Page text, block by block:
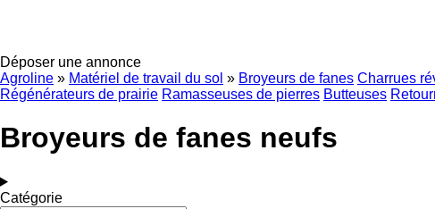
Déposer une annonce
Agroline » Matériel de travail du sol » Broyeurs de fanes Charrues
Régénérateurs de prairie Ramasseuses de pierres Butteuses
Broyeurs de fanes neufs
Catégorie